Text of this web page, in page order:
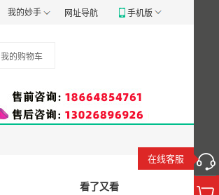
食品经营许可证：JY14401030058197
我的妙手 网址导航 手机版
我的购物车
在线客服
看了又看